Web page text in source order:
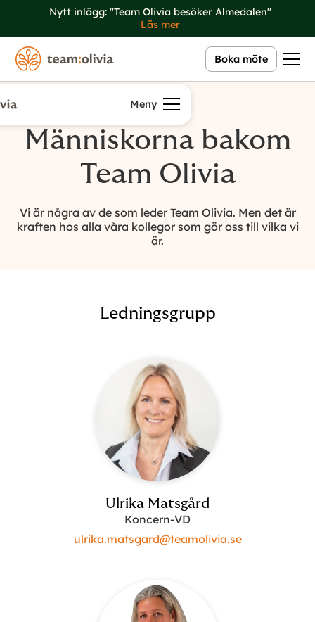
Nytt inlägg: "Team Olivia besöker Almedalen"
Läs mer
Boka möte
Meny
Möt oss
Människorna bakom
Team Olivia
Vi är några av de som leder Team Olivia. Men det är
kraften hos alla våra kollegor som gör oss till vilka vi
är.
Ledningsgrupp
Ulrika Matsgård
Koncern-VD
ulrika.matsgard@teamolivia.se